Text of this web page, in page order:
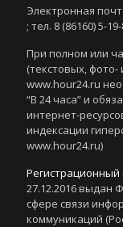
Электронная
; тел. 8 (86160) 5-
При полном или
(текстовых, фото-
www.hour24.ru
“В 24 часа” и
интернет-
индексации
www.hour24.ru)
27.12.2016 выдан
сфере связи
коммуникаций